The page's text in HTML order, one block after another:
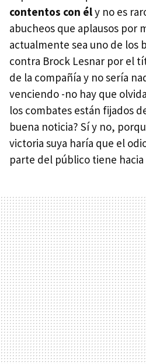
contentos con ély no es
abucheos que aplausos por
actualmente sea uno de los
contra Brock Lesnar por el
de la compañía y no sería
venciendo -no hay que
los combates están fijados
buena noticia? Sí y no,
victoria suya haría que el
parte del público tiene hacia